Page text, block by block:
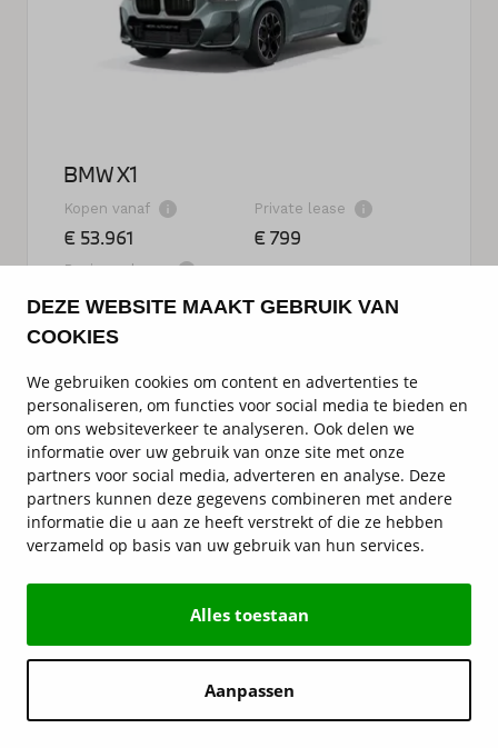
DEZE WEBSITE MAAKT GEBRUIK VAN
COOKIES
We gebruiken cookies om content en advertenties te
personaliseren, om functies voor social media te bieden en
om ons websiteverkeer te analyseren. Ook delen we
informatie over uw gebruik van onze site met onze
partners voor social media, adverteren en analyse. Deze
partners kunnen deze gegevens combineren met andere
informatie die u aan ze heeft verstrekt of die ze hebben
verzameld op basis van uw gebruik van hun services.
Alles toestaan
Aanpassen
BMW X1
Kopen vanaf
€ 53.961
Private lease
€ 799
Business lease
€ 799
interieur, de best beoordeelde zakelijke auto
2025.
Meer informatie